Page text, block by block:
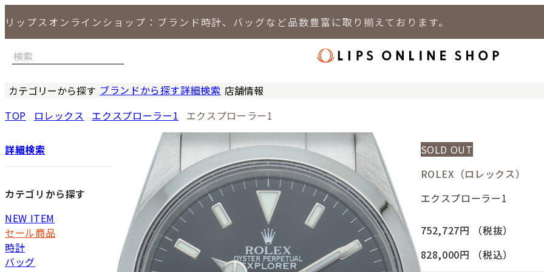
リップスオンラインショップ：ブランド時計、バッグなど品数豊富に取り揃えております。
カテゴリーから探す ブランドから探す詳細検索 店舗情報
TOP ロレックス エクスプローラー1 エクスプローラー1
詳細検索
カテゴリから探す
NEW ITEM
セール商品
時計
バッグ
SOLD OUT
ROLEX（ロレックス）
エクスプローラー1
752,727円
（税抜）
828,000円
（税込）